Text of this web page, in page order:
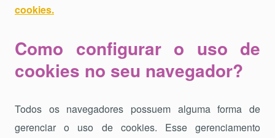
cookies.
Como configurar o uso de
cookies no seu navegador?
Todos os navegadores possuem alguma forma de
gerenciar o uso de cookies. Esse gerenciamento